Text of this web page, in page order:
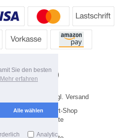
Sie den besten
Mehr erfahren
Alle wählen
Analytics
inkl. MwSt. evtl. zzgl. Versand
2026 by HP's Sport-Shop
Shop by Shopgate